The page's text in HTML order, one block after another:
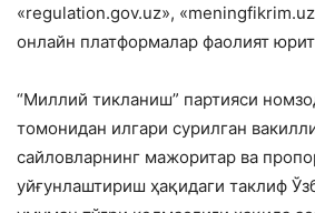
«regulation.gov.uz»,
онлайн платформалар фаолият
“Миллий тикланиш” партияси
томонидан илгари сурилган
сайловларнинг мажоритар ва
уйғунлаштириш ҳақидаги таклиф